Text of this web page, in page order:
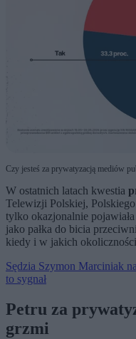
Czy jesteś za prywatyzacją mediów
W ostatnich latach kwestia
Telewizji Polskiej,
tylko okazjonalnie
jako pałka do bicia
kiedy i w jakich
Sędzia Szymon Marciniak
to sygnał
Petru za
grzmi